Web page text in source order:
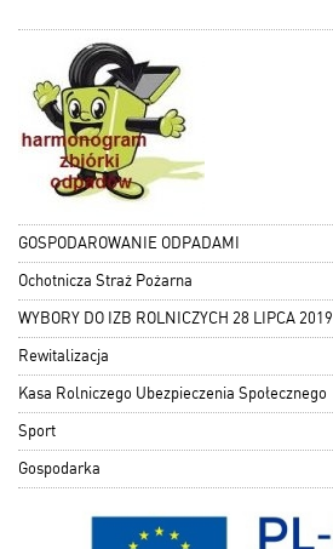
GOSPODAROWANIE ODPADAMI
Ochotnicza Straż Pożarna
WYBORY DO IZB ROLNICZYCH 28 LIPCA 2019
Rewitalizacja
Kasa Rolniczego Ubezpieczenia Społecznego
Sport
Gospodarka